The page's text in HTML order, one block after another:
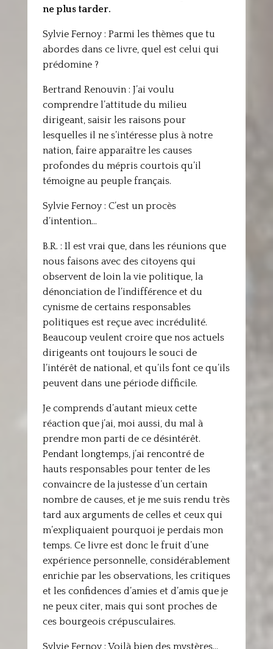
ne plus tarder.
Sylvie Fernoy : Parmi les thèmes que tu
abordes dans ce livre, quel est celui qui
prédomine ?
Bertrand Renouvin : J’ai voulu
comprendre l’attitude du milieu
dirigeant, saisir les raisons pour
lesquelles il ne s’intéresse plus à notre
nation, faire apparaître les causes
profondes du mépris courtois qu’il
témoigne au peuple français.
Sylvie Fernoy : C’est un procès
d’intention…
B.R. : Il est vrai que, dans les réunions que
nous faisons avec des citoyens qui
observent de loin la vie politique, la
dénonciation de l’indifférence et du
cynisme de certains responsables
politiques est reçue avec incrédulité.
Beaucoup veulent croire que nos actuels
dirigeants ont toujours le souci de
l’intérêt de national, et qu’ils font ce qu’ils
peuvent dans une période difficile.
Je comprends d’autant mieux cette
réaction que j’ai, moi aussi, du mal à
prendre mon parti de ce désintérêt.
Pendant longtemps, j’ai rencontré de
hauts responsables pour tenter de les
convaincre de la justesse d’un certain
nombre de causes, et je me suis rendu très
tard aux arguments de celles et ceux qui
m’expliquaient pourquoi je perdais mon
temps. Ce livre est donc le fruit d’une
expérience personnelle, considérablement
enrichie par les observations, les critiques
et les confidences d’amies et d’amis que je
ne peux citer, mais qui sont proches de
ces bourgeois crépusculaires.
Sylvie Fernoy : Voilà bien des mystères…